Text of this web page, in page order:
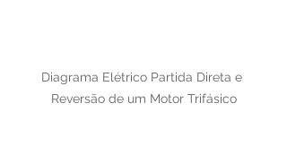
Diagrama Elétrico Partida Direta e
Reversão de um Motor Trifásico